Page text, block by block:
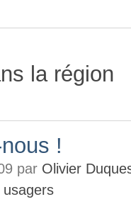
la région
!
par Olivier
usagers